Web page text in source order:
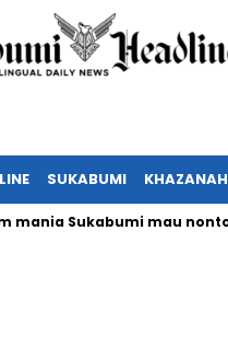
SUKABUMI KHAZANAH
Sukabumi mau nonton?